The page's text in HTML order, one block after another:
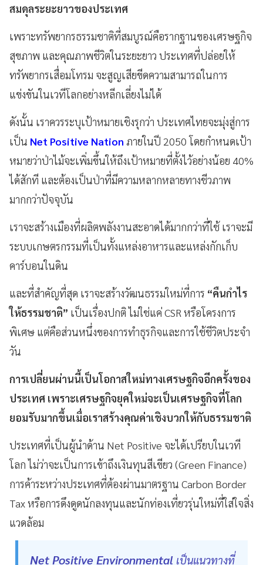
สมดุลระยะยาวของประเทศ
เพราะทรัพยากรธรรมชาติที่สมบูรณ์คือรากฐานของเศรษฐกิจ
สุขภาพ และคุณภาพชีวิตในระยะยาว ประเทศที่ปล่อยให้
ทรัพยากรเสื่อมโทรม จะสูญเสียขีดความสามารถในการ
แข่งขันในเวทีโลกอย่างหลีกเลี่ยงไม่ได้
ดังนั้น เราควรระบุเป้าหมายเชิงรุกว่า ประเทศไทยจะมุ่งสู่การ
เป็น Net Positive Nation ภายในปี 2050 โดยกำหนดเป้า
หมายว่าป่าไม้จะเพิ่มขึ้นให้ถึงเป้าหมายที่ตั้งไว้อย่างน้อย 40%
ได้สักที และต้องเป็นป่าที่มีความหลากหลายทางชีวภาพ
มากกว่าปัจจุบัน
เราจะสร้างเมืองที่ผลิตพลังงานสะอาดได้มากกว่าที่ใช้ เราจะมี
ระบบเกษตรกรรมที่เป็นทั้งแหล่งอาหารและแหล่งกักเก็บ
คาร์บอนในดิน
และที่สำคัญที่สุด เราจะสร้างวัฒนธรรมใหม่ที่การ “คืนกำไร
ให้ธรรมชาติ” เป็นเรื่องปกติ ไม่ใช่แค่ CSR หรือโครงการ
พิเศษ แต่คือส่วนหนึ่งของการทำธุรกิจและการใช้ชีวิตประจำ
วัน
การเปลี่ยนผ่านนี้เป็นโอกาสใหม่ทางเศรษฐกิจอีกครั้งของ
ประเทศ เพราะเศรษฐกิจยุคใหม่จะเป็นเศรษฐกิจที่โลก
ยอมรับมากขึ้นเมื่อเราสร้างคุณค่าเชิงบวกให้กับธรรมชาติ
ประเทศที่เป็นผู้นำด้าน Net Positive จะได้เปรียบในเวที
โลก ไม่ว่าจะเป็นการเข้าถึงเงินทุนสีเขียว (Green Finance)
การค้าระหว่างประเทศที่ต้องผ่านมาตรฐาน Carbon Border
Tax หรือการดึงดูดนักลงทุนและนักท่องเที่ยวรุ่นใหม่ที่ใส่ใจสิ่ง
แวดล้อม
Net Positive Environmental เป็นแนวทางที่